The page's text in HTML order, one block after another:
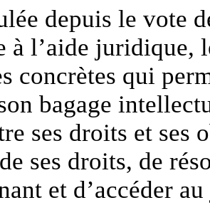
depuis le vote
à l’aide juridique,
concrètes qui
bagage
ses droits et ses
ses droits, de
et d’accéder